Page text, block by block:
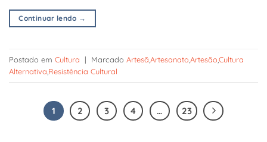
Continuar lendo →
Postado em Cultura | Marcado ArtesãArtesanatoArtesãoCultura
Alternativa Resistência Cultural
1 2 3 4 … 23